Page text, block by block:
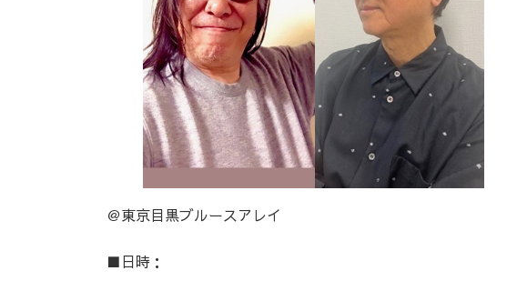
＠東京目黒ブルースアレイ
■日時：